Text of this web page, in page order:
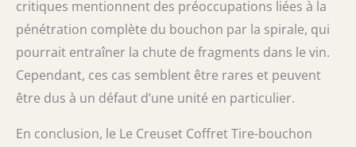
critiques mentionnent des préoccupations liées à la
pénétration complète du bouchon par la spirale, qui
pourrait entraîner la chute de fragments dans le vin.
Cependant, ces cas semblent être rares et peuvent
être dus à un défaut d’une unité en particulier.
En conclusion, le Le Creuset Coffret Tire-bouchon